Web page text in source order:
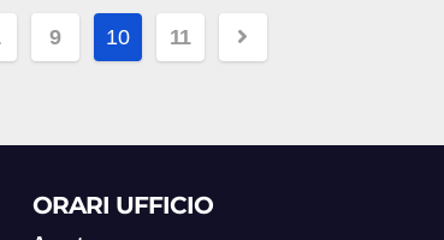
Scuola di Protezione Civile Regionale "E.
Calcara" in Via Marina, Palazzo Armieri
9 10 11
ORARI UFFICIO